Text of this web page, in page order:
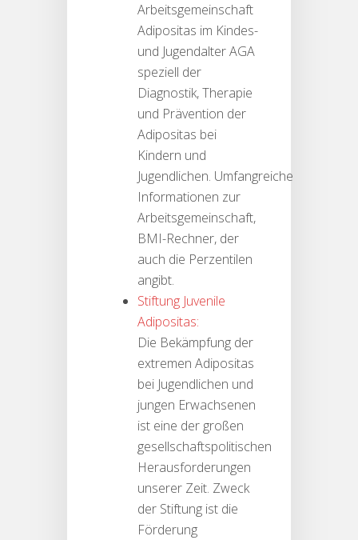
Arbeitsgemeinschaft
Adipositas im Kindes-
und Jugendalter AGA
speziell der
Diagnostik, Therapie
und Prävention der
Adipositas bei
Kindern und
Jugendlichen. Umfangreiche
Informationen zur
Arbeitsgemeinschaft,
BMI-Rechner, der
auch die Perzentilen
angibt.
Stiftung Juvenile
Adipositas:
Die Bekämpfung der
extremen Adipositas
bei Jugendlichen und
jungen Erwachsenen
ist eine der großen
gesellschaftspolitischen
Herausforderungen
unserer Zeit. Zweck
der Stiftung ist die
Förderung